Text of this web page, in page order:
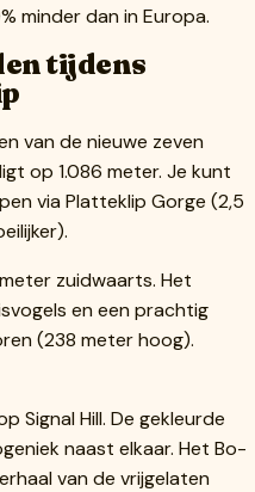
minder dan in Europa.
tijdens
van de nieuwe zeven
op 1.086 meter. Je kunt
via Platteklip Gorge (2,5
zuidwaarts. Het
en een prachtig
(238 meter hoog).
Signal Hill. De gekleurde
naast elkaar. Het Bo-
van de vrijgelaten